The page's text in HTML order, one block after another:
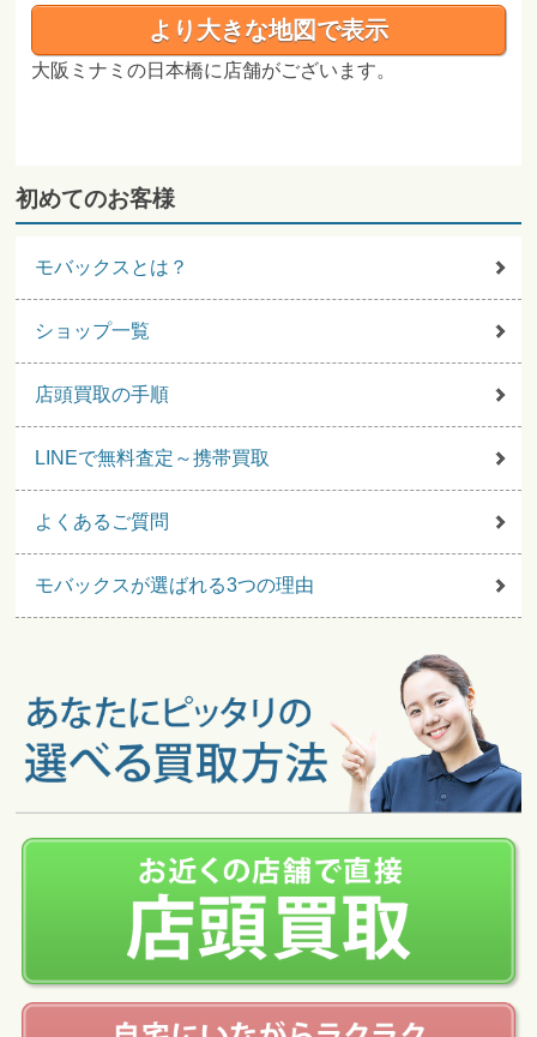
より大きな地図で表示
大阪ミナミの日本橋に店舗がございます。
初めてのお客様
モバックスとは？
ショップ一覧
店頭買取の手順
LINEで無料査定～携帯買取
よくあるご質問
モバックスが選ばれる3つの理由